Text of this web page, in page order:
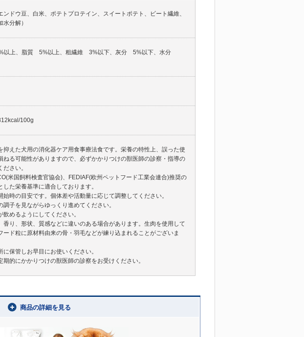
ンドウ豆、白米、ポテトプロテイン、スイートポテト、ビート繊維、
分解）
以上、脂質 5%以上、粗繊維 3%以下、灰分 5%以下、水分
100g
抑えた犬用の消化器ケア用食事療法食です。栄養の特性上、誤った使
ねる可能性がありますので、必ずかかりつけの獣医師の診察・指導の
ださい。
米国飼料検査官協会)、FEDIAF(欧州ペットフード工業会連合)推奨の
した栄養基準に適合しております。
始時の目安です。個体差や活動量に応じて調整してください。
調子を見ながらゆっくり進めてください。
飲めるようにしてください。
香り、形状、質感などに違いのある場合があります。生肉を使用して
ード粒に原材料由来の骨・羽毛などが練り込まれることがございま
に保管しお早目にお使いください。
期的にかかりつけの獣医師の診察をお受けください。
商品の詳細を見る